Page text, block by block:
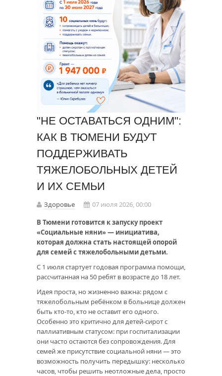
"НЕ ОСТАВАТЬСЯ ОДНИМ":
КАК В ТЮМЕНИ БУДУТ
ПОДДЕРЖИВАТЬ
ТЯЖЕЛОБОЛЬНЫХ ДЕТЕЙ
И ИХ СЕМЬИ
Здоровье
07 июля 2026, 00:00
В Тюмени готовится к запуску проект
«Социальные няни» — инициатива,
которая должна стать настоящей опорой
для семей с тяжелобольными детьми.
С 1 июля стартует годовая программа помощи,
рассчитанная на 50 ребят в возрасте до 18 лет.
Идея проста, но жизненно важна: рядом с
тяжелобольным ребёнком в больнице должен
быть кто‑то, кто не оставит его одного.
Особенно это критично для детей‑сирот с
паллиативным статусом: при госпитализации
они часто остаются без сопровождения. Для
семей же присутствие социальной няни — это
возможность получить передышку: несколько
часов, чтобы решить неотложные дела, просто